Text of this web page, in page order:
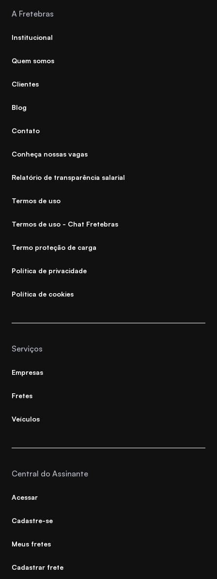
A Fretebras
Institucional
Quem somos
Clientes
Blog
Contato
Conheça nossas vagas
Relatório de transparência salarial
Termos de uso
Termos de uso - Chat Fretebras
Termo proteção de carga
Política de privacidade
Política de cookies
Serviços
Empresas
Fretes
Veículos
Central do Assinante
Acessar
Cadastre-se
Meus fretes
Cadastrar frete